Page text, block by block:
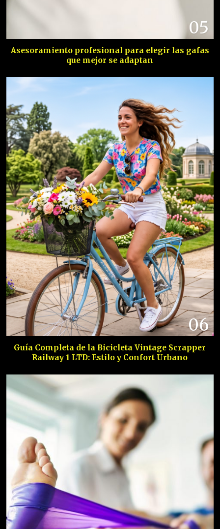
05
Asesoramiento profesional para elegir las gafas
que mejor se adaptan
06
Guía Completa de la Bicicleta Vintage Scrapper
Railway 1 LTD: Estilo y Confort Urbano